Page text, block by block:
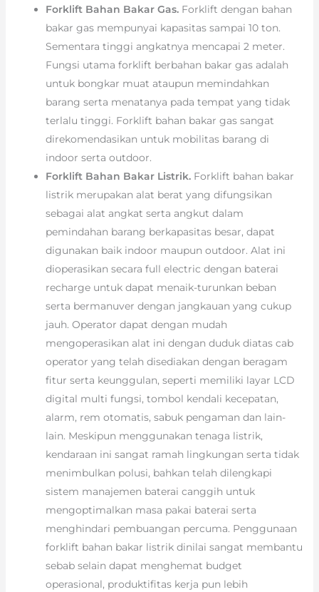
Forklift Bahan Bakar Gas. Forklift dengan bahan
bakar gas mempunyai kapasitas sampai 10 ton.
Sementara tinggi angkatnya mencapai 2 meter.
Fungsi utama forklift berbahan bakar gas adalah
untuk bongkar muat ataupun memindahkan
barang serta menatanya pada tempat yang tidak
terlalu tinggi. Forklift bahan bakar gas sangat
direkomendasikan untuk mobilitas barang di
indoor serta outdoor.
Forklift Bahan Bakar Listrik. Forklift bahan bakar
listrik merupakan alat berat yang difungsikan
sebagai alat angkat serta angkut dalam
pemindahan barang berkapasitas besar, dapat
digunakan baik indoor maupun outdoor. Alat ini
dioperasikan secara full electric dengan baterai
recharge untuk dapat menaik-turunkan beban
serta bermanuver dengan jangkauan yang cukup
jauh. Operator dapat dengan mudah
mengoperasikan alat ini dengan duduk diatas cab
operator yang telah disediakan dengan beragam
fitur serta keunggulan, seperti memiliki layar LCD
digital multi fungsi, tombol kendali kecepatan,
alarm, rem otomatis, sabuk pengaman dan lain-
lain. Meskipun menggunakan tenaga listrik,
kendaraan ini sangat ramah lingkungan serta tidak
menimbulkan polusi, bahkan telah dilengkapi
sistem manajemen baterai canggih untuk
mengoptimalkan masa pakai baterai serta
menghindari pembuangan percuma. Penggunaan
forklift bahan bakar listrik dinilai sangat membantu
sebab selain dapat menghemat budget
operasional, produktifitas kerja pun lebih